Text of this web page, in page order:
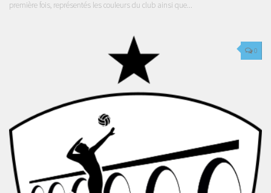
première fois, représentés les couleurs du club ainsi que...
0